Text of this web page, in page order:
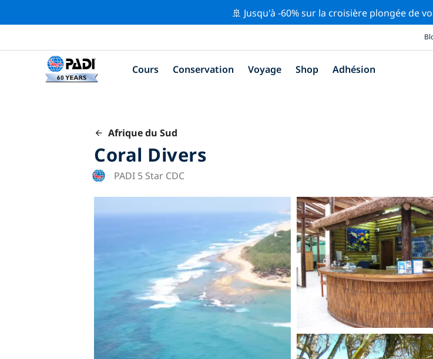
🚢 Jusqu'à -60% sur la croisière plongée de
Cours Conservation Voyage Shop Adhésion
Afrique du Sud
Coral Divers
PADI 5 Star CDC